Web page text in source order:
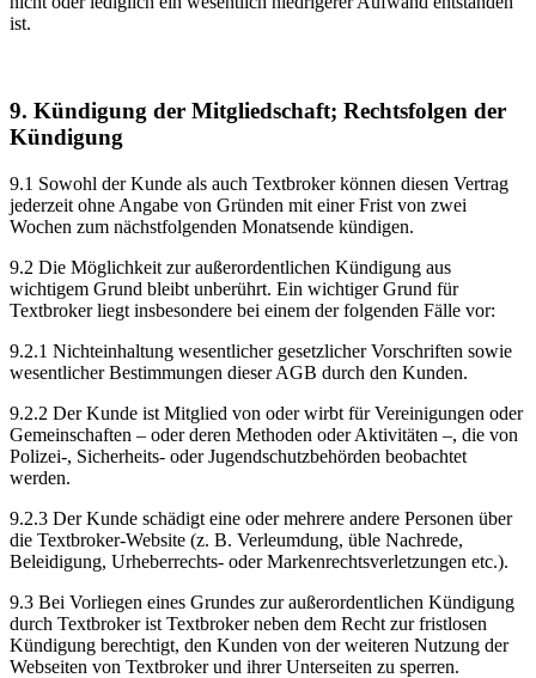
ist.
9. Kündigung der Mitgliedschaft; Rechtsfolgen der
Kündigung
9.1 Sowohl der Kunde als auch Textbroker können diesen Vertrag
jederzeit ohne Angabe von Gründen mit einer Frist von zwei
Wochen zum nächstfolgenden Monatsende kündigen.
9.2 Die Möglichkeit zur außerordentlichen Kündigung aus
wichtigem Grund bleibt unberührt. Ein wichtiger Grund für
Textbroker liegt insbesondere bei einem der folgenden Fälle vor:
9.2.1 Nichteinhaltung wesentlicher gesetzlicher Vorschriften sowie
wesentlicher Bestimmungen dieser AGB durch den Kunden.
9.2.2 Der Kunde ist Mitglied von oder wirbt für Vereinigungen oder
Gemeinschaften – oder deren Methoden oder Aktivitäten –, die von
Polizei-, Sicherheits- oder Jugendschutzbehörden beobachtet
werden.
9.2.3 Der Kunde schädigt eine oder mehrere andere Personen über
die Textbroker-Website (z. B. Verleumdung, üble Nachrede,
Beleidigung, Urheberrechts- oder Markenrechtsverletzungen etc.).
9.3 Bei Vorliegen eines Grundes zur außerordentlichen Kündigung
durch Textbroker ist Textbroker neben dem Recht zur fristlosen
Kündigung berechtigt, den Kunden von der weiteren Nutzung der
Webseiten von Textbroker und ihrer Unterseiten zu sperren.